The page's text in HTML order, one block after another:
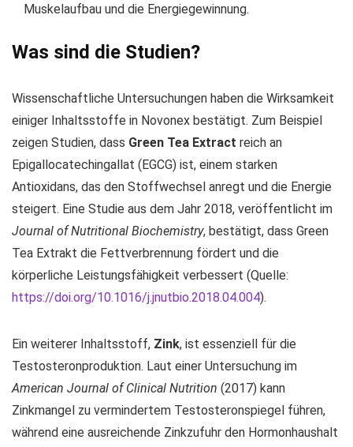
Muskelaufbau und die Energiegewinnung.
Was sind die Studien?
Wissenschaftliche Untersuchungen haben die Wirksamkeit
einiger Inhaltsstoffe in Novonex bestätigt. Zum Beispiel
zeigen Studien, dass Green Tea Extract reich an
Epigallocatechingallat (EGCG) ist, einem starken
Antioxidans, das den Stoffwechsel anregt und die Energie
steigert. Eine Studie aus dem Jahr 2018, veröffentlicht im
Journal of Nutritional Biochemistry, bestätigt, dass Green
Tea Extrakt die Fettverbrennung fördert und die
körperliche Leistungsfähigkeit verbessert (Quelle:
https://doi.org/10.1016/j.jnutbio.2018.04.004).
Ein weiterer Inhaltsstoff, Zink, ist essenziell für die
Testosteronproduktion. Laut einer Untersuchung im
American Journal of Clinical Nutrition (2017) kann
Zinkmangel zu vermindertem Testosteronspiegel führen,
während eine ausreichende Zinkzufuhr den Hormonhaushalt